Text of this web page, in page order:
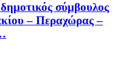
σύμβουλος
– Περαχώρας –